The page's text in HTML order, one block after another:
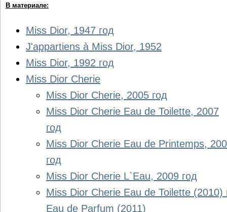
В материале:
Miss Dior, 1947 год
J'appartiens à Miss Dior, 1952
Miss Dior, 1992 год
Miss Dior Cherie
Miss Dior Cherie, 2005 год
Miss Dior Cherie Eau de Toilette, 2007
год
Miss Dior Cherie Eau de Printemps,
год
Miss Dior Cherie L`Eau, 2009 год
Miss Dior Cherie Eau de Toilette (2010)
Eau de Parfum (2011)